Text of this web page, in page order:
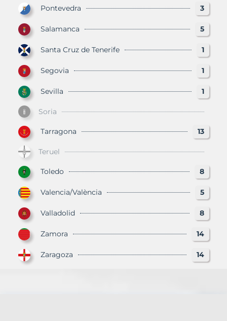
Pontevedra 3
Salamanca 5
Santa Cruz de Tenerife 1
Segovia 1
Sevilla 1
Soria
Tarragona 13
Teruel
Toledo 8
Valencia/València 5
Valladolid 8
Zamora 14
Zaragoza 14